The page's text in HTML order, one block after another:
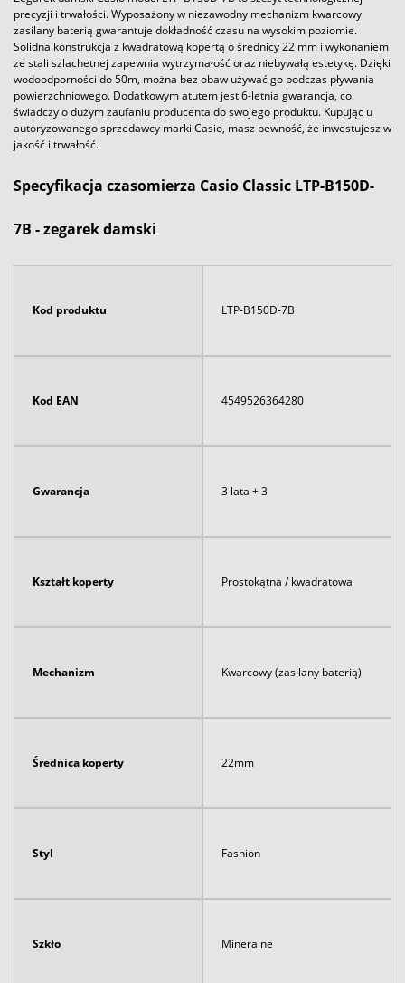
precyzji i trwałości. Wyposażony w niezawodny mechanizm kwarcowy
zasilany baterią gwarantuje dokładność czasu na wysokim poziomie.
Solidna konstrukcja z kwadratową kopertą o średnicy 22 mm i wykonaniem
ze stali szlachetnej zapewnia wytrzymałość oraz niebywałą estetykę. Dzięki
wodoodporności do 50m, można bez obaw używać go podczas pływania
powierzchniowego. Dodatkowym atutem jest 6-letnia gwarancja, co
świadczy o dużym zaufaniu producenta do swojego produktu. Kupując u
autoryzowanego sprzedawcy marki Casio, masz pewność, że inwestujesz w
jakość i trwałość.
Specyfikacja czasomierza Casio Classic LTP-B150D-
7B - zegarek damski
Kod produktu LTP-B150D-7B
Kod EAN 4549526364280
Gwarancja 3 lata + 3
Kształt koperty Prostokątna / kwadratowa
Mechanizm Kwarcowy (zasilany baterią)
Średnica koperty 22mm
Styl Fashion
Szkło Mineralne